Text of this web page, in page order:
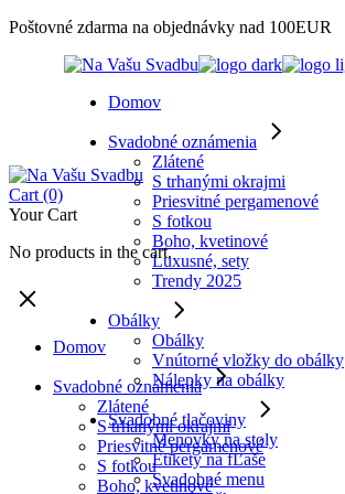
Skip
Poštovné zdarma na objednávky nad 100EUR
Domov
Svadobné oznámenia
Zlátené
S trhanými okrajmi
Priesvitné pergamenové
S fotkou
Boho, kvetinové
Luxusné, sety
Trendy 2025
Obálky
Obálky
Vnútorné vložky do obálky
Nálepky na obálky
Svadobné tlačoviny
Menovky na stoly
Etikety na fĽaše
Svadobné menu
Cart (0)
Your Cart
No products in the cart.
Domov
Svadobné oznámenia
Zlátené
S trhanými okrajmi
Priesvitné pergamenové
S fotkou
Boho, kvetinové